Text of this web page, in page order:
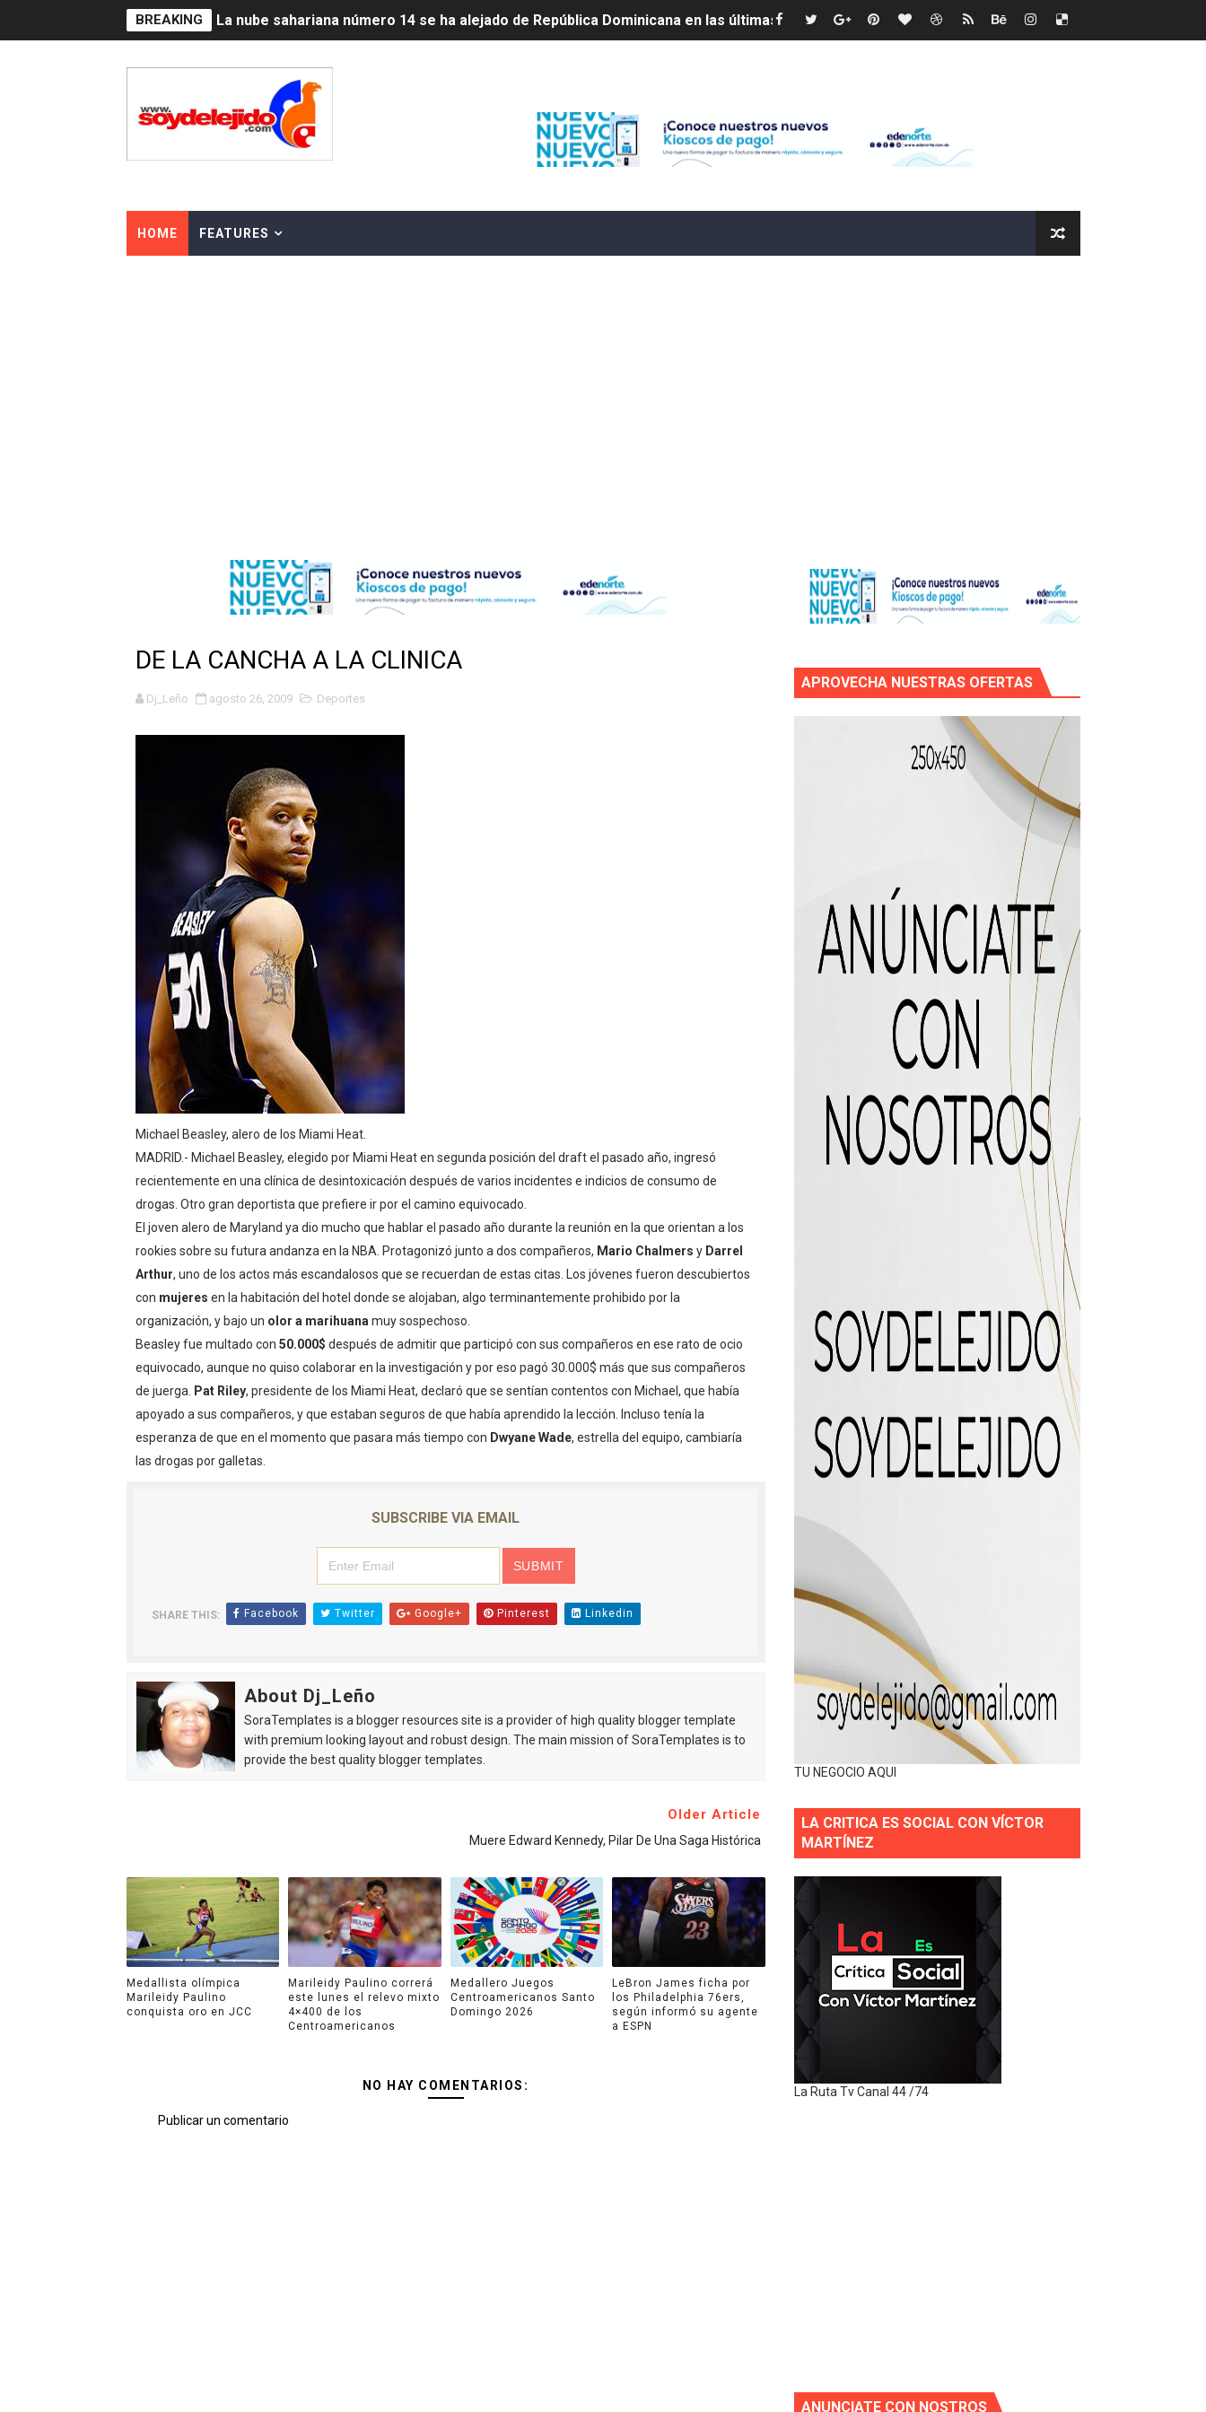
BREAKING La nube sahariana número 14 se ha alejado de República Dominicana en las últimas horas
Indomet pronostica temperaturas de hasta 35 °C para este miércoles
JAPY VERDEI MISS MICHELL ROSARIO
Operativo en Barahona: desmantelan fábrica de alcohol adulterado y recuperan motocicleta
Accidente en Verón deja un motorista fallecido y otra persona herida
Policía recaptura en Altamira a fugado del CCR San Felipe
El precio del brent cayó un 7,05 % a 83,77 dólares por expectativas de un acuerdo diplomático entre EEUU e Irán, tras la cancelación de un ataque.
Un sismo de magnitud 3,4 se registra en una provincia amazónica de Ecuador
Incendio en Grecia quema 12,600 hectáreas y obliga a nuevas evacuaciones
Pacheman apuesta por la evolución del merengue típico moderno con el lanzamiento de “Cosas Locas”
Dólar bajó 10 cts. y era vendido a $58.62; el euro sigue a $68.74
Condenan a dos 'streamers' franceses por torturar hasta la muerte a su colega en directo
Nuevo Código Penal: hasta 20 años de cárcel por robo de celulares
HOME FEATURES
DE LA CANCHA A LA CLINICA
Dj_Leño agosto 26, 2009 Deportes
Michael Beasley, alero de los Miami Heat.
MADRID.- Michael Beasley, elegido por Miami Heat en segunda posición del draft el pasado año, ingresó
recientemente en una clínica de desintoxicación después de varios incidentes e indicios de consumo de
drogas. Otro gran deportista que prefiere ir por el camino equivocado.
El joven alero de Maryland ya dio mucho que hablar el pasado año durante la reunión en la que orientan a los
rookies sobre su futura andanza en la NBA. Protagonizó junto a dos compañeros, Mario Chalmers y Darrel
Arthur, uno de los actos más escandalosos que se recuerdan de estas citas. Los jóvenes fueron descubiertos
con mujeres en la habitación del hotel donde se alojaban, algo terminantemente prohibido por la
organización, y bajo un olor a marihuana muy sospechoso.
Beasley fue multado con 50.000$ después de admitir que participó con sus compañeros en ese rato de ocio
equivocado, aunque no quiso colaborar en la investigación y por eso pagó 30.000$ más que sus compañeros
de juerga.
Pat Riley, presidente de los Miami Heat, declaró que se sentían contentos con Michael, que había
apoyado a sus compañeros, y que estaban seguros de que había aprendido la lección. Incluso tenía la
esperanza de que en el momento que pasara más tiempo con Dwyane Wade, estrella del equipo, cambiaría
las drogas por galletas.
SUBSCRIBE VIA EMAIL
SHARE THIS: Facebook Twitter Google+ Pinterest Linkedin
About Dj_Leño
SoraTemplates is a blogger resources site is a provider of high quality blogger template
with premium looking layout and robust design. The main mission of SoraTemplates is to
provide the best quality blogger templates.
Older Article
Muere Edward Kennedy, Pilar De Una Saga Histórica
Medallista olímpica
Marileidy Paulino
conquista oro en JCC
Marileidy Paulino correrá
este lunes el relevo mixto
4×400 de los
Centroamericanos
Medallero Juegos
Centroamericanos Santo
Domingo 2026
LeBron James ficha por
los Philadelphia 76ers,
según informó su agente
a ESPN
NO HAY COMENTARIOS:
Publicar un comentario
APROVECHA NUESTRAS OFERTAS
TU NEGOCIO AQUI
LA CRITICA ES SOCIAL CON VÍCTOR
MARTÍNEZ
La Ruta Tv Canal 44 /74
ANUNCIATE CON NOSTROS